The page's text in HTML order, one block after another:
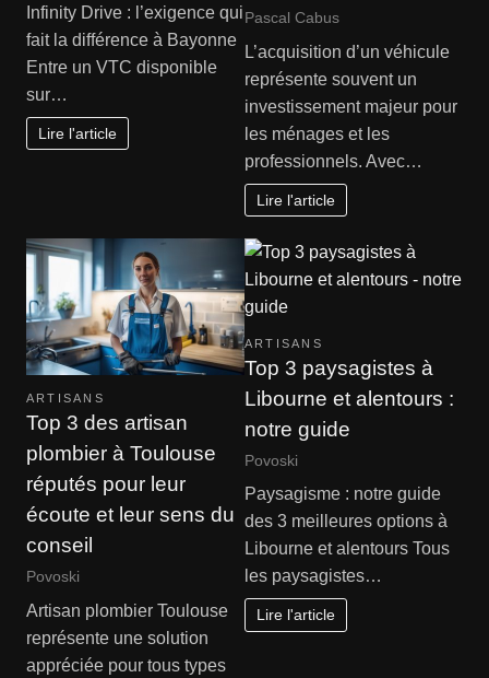
Infinity Drive : l’exigence qui
fait la différence à Bayonne
Entre un VTC disponible
sur…
Lire l'article
Pascal Cabus
L’acquisition d’un véhicule
représente souvent un
investissement majeur pour
les ménages et les
professionnels. Avec…
Lire l'article
ARTISANS
Top 3 des artisan
plombier à Toulouse
réputés pour leur
écoute et leur sens du
conseil
Povoski
Artisan plombier Toulouse
représente une solution
appréciée pour tous types
ARTISANS
Top 3 paysagistes à
Libourne et alentours :
notre guide
Povoski
Paysagisme : notre guide
des 3 meilleures options à
Libourne et alentours Tous
les paysagistes…
Lire l'article